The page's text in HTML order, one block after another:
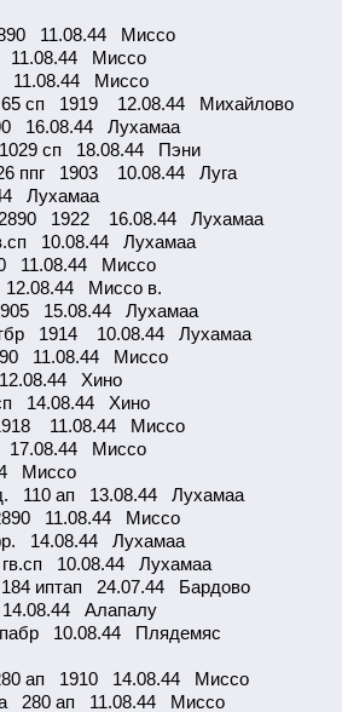
11.08.44 Миссо
Миссо
11.08.44 Миссо
сп 1919 12.08.44 Михайлово
16.08.44 Лухамаа
сп 18.08.44 Пэни
ппг 1903 10.08.44 Луга
Лухамаа
1922 16.08.44 Лухамаа
10.08.44 Лухамаа
11.08.44 Миссо
Миссо в.
15.08.44 Лухамаа
1914 10.08.44 Лухамаа
11.08.44 Миссо
Хино
14.08.44 Хино
11.08.44 Миссо
Миссо
Миссо
110 ап 13.08.44 Лухамаа
11.08.44 Миссо
14.08.44 Лухамаа
10.08.44 Лухамаа
иптап 24.07.44 Бардово
Алапалу
10.08.44 Плядемяс
ап 1910 14.08.44 Миссо
280 ап 11.08.44 Миссо